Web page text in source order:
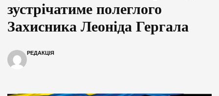
зустрічатиме полеглого
Захисника Леоніда Гергала
РЕДАКЦІЯ